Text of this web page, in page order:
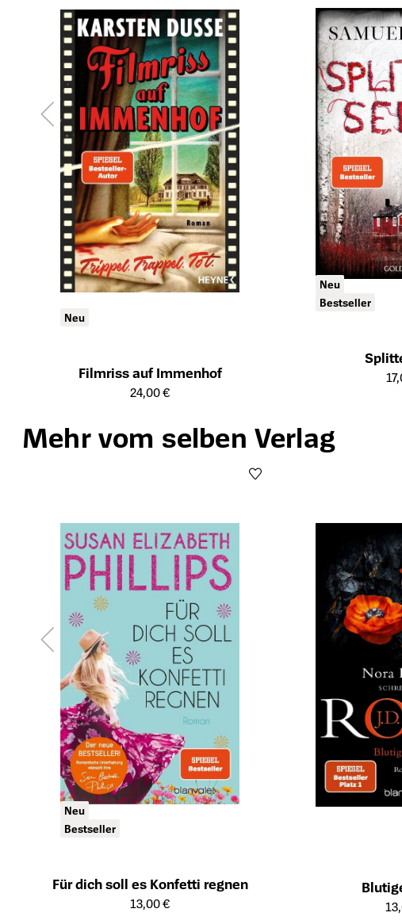
Neu
Filmriss auf Immenhof
Öffnet die Detailseite des Produkts
24,00 €
Neu
Bestseller
Öffnet die Detailseite
Mehr vom selben Verlag
Neu
Bestseller
Für dich soll es Konfetti regnen
Öffnet die Detailseite des Produkts
13,00 € Öffnet die Detailseite